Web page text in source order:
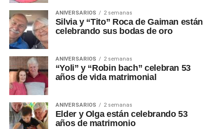
ANIVERSARIOS 2 semanas
Silvia y “Tito” Roca de Gaiman están
celebrando sus bodas de oro
ANIVERSARIOS 2 semanas
“Yoli” y “Robin bach” celebran 53
años de vida matrimonial
ANIVERSARIOS 2 semanas
Elder y Olga están celebrando 53
años de matrimonio